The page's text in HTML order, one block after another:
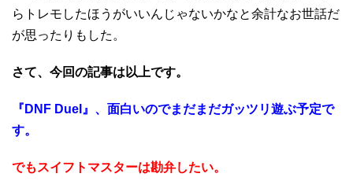
らトレモしたほうがいいんじゃないかなと余計なお世話だ
が思ったりもした。
さて、今回の記事は以上です。
『DNF Duel』、面白いのでまだまだガッツリ遊ぶ予定で
す。
でもスイフトマスターは勘弁したい。